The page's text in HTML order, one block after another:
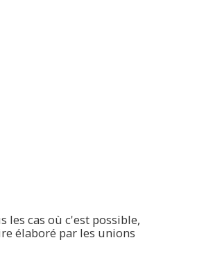
cas où c'est possible,
élaboré par les unions